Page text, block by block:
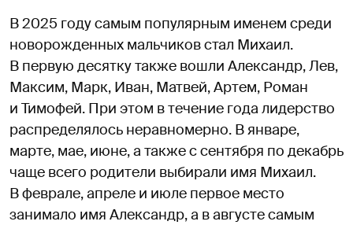
В 2025 году самым популярным именем среди
новорожденных мальчиков стал Михаил.
В первую десятку также вошли Александр, Лев,
Максим, Марк, Иван, Матвей, Артем, Роман
и Тимофей. При этом в течение года лидерство
распределялось неравномерно. В январе,
марте, мае, июне, а также с сентября по декабрь
чаще всего родители выбирали имя Михаил.
В феврале, апреле и июле первое место
занимало имя Александр, а в августе самым